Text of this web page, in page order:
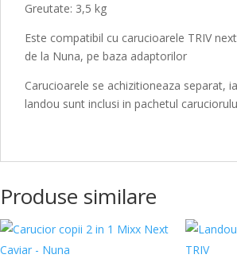
Greutate: 3,5 kg
Este compatibil cu carucioarele TRIV
de la Nuna, pe baza adaptorilor
Carucioarele se achizitioneaza separat,
landou sunt inclusi in pachetul
Produse similare